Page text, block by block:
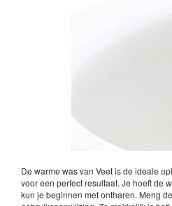
De warme was van Veet is de ideale
voor een perfect resultaat. Je hoeft de
kun je beginnen met ontharen. Meng